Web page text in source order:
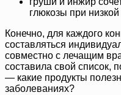
глюкозы при низкой
Конечно, для каждого
составляться
совместно с лечащим
составила свой список,
— какие продукты
заболеваниях?